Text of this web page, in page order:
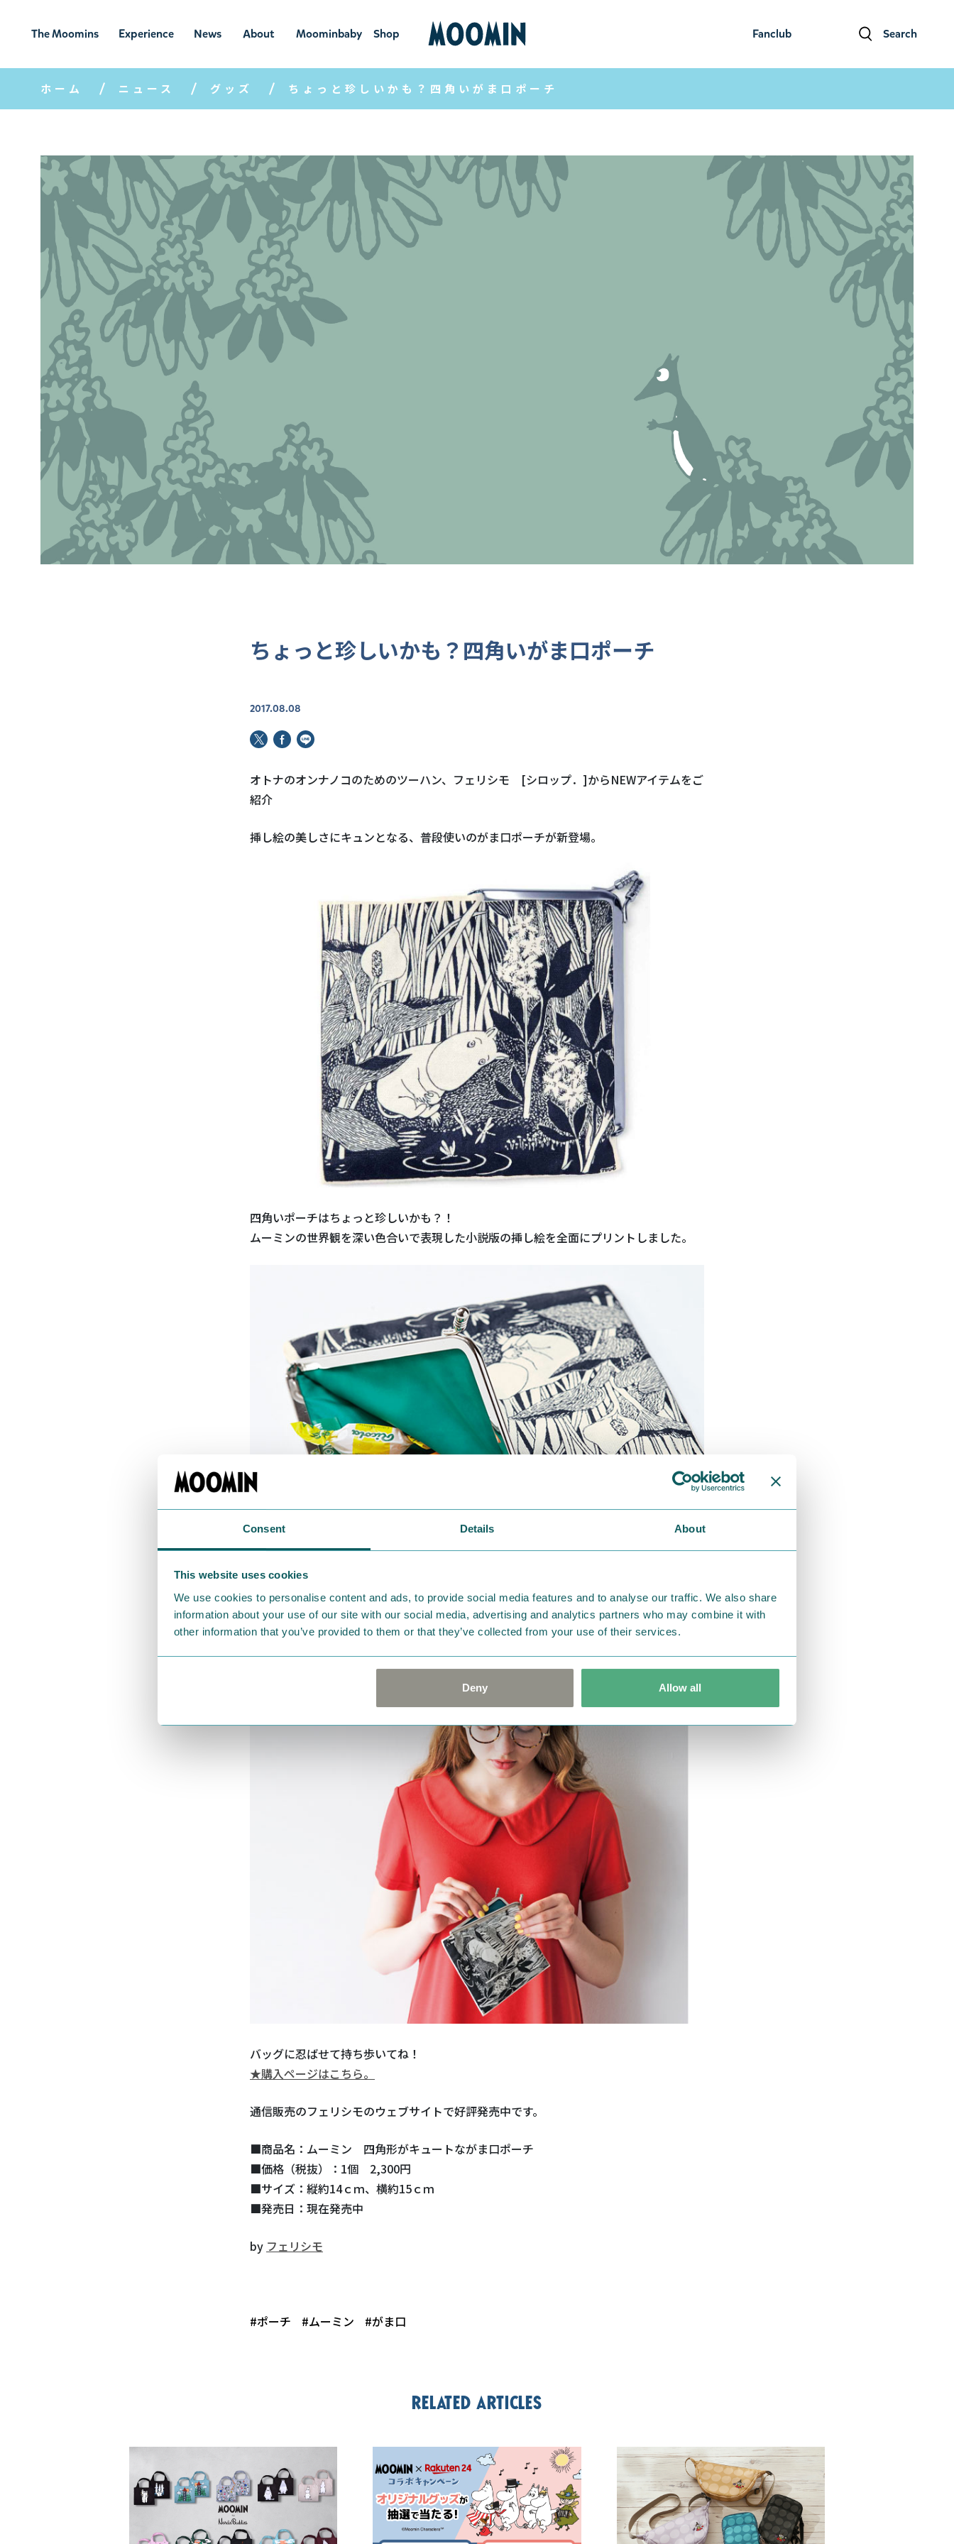
Consent Details About
This website uses cookies
We use cookies to personalise content and ads, to provide social media features and to analyse our traffic. We also share
information about your use of our site with our social media, advertising and analytics partners who may combine it with
other information that you’ve provided to them or that they’ve collected from your use of their services.
Deny Allow all
Fanclub Search
The Moomins
ムーミンの
世界
Experience
ムーミンの世
界を楽しむ
News
ニュ
ース
About
ムーミン
について
Moominbaby
ムーミンベ
ビー
Shop
ショ
ップ
ホーム ニュース グッズ ちょっと珍しいかも？四角いがま口ポーチ
ちょっと珍しいかも？四角いがま口ポーチ
2017.08.08
オトナのオンナノコのためのツーハン、フェリシモ [シロップ．]からNEWアイテムをご
紹介
挿し絵の美しさにキュンとなる、普段使いのがま口ポーチが新登場。
四角いポーチはちょっと珍しいかも？！
ムーミンの世界観を深い色合いで表現した小説版の挿し絵を全面にプリントしました。
大きすぎず小さすぎず使い勝手のいいサイズだから、コスメやキャンディー、ペンなどの
文房具を入れて。内側の生地色は深みのあるブルーグリーンです。
バッグに忍ばせて持ち歩いてね！
★購入ページはこちら。
通信販売のフェリシモのウェブサイトで好評発売中です。
■商品名：ムーミン 四角形がキュートながま口ポーチ
■価格（税抜）：1個 2,300円
■サイズ：縦約14ｃｍ、横約15ｃｍ
■発売日：現在発売中
by フェリシモ
#ポーチ #ムーミン #がま口
Related articles